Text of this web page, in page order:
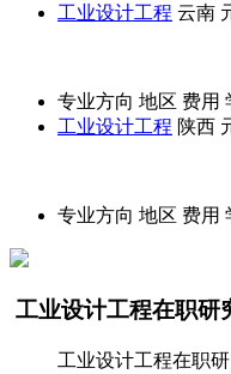
工业设计工程 云南
专业方向 地区 费用
工业设计工程 陕西
专业方向 地区 费用
工业设计工程在职研
工业设计工程在职